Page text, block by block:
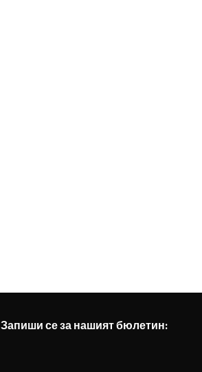
Запиши се за нашият бюлетин: